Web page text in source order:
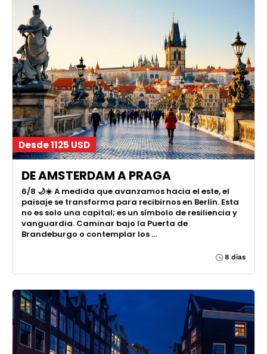
Desde 1125 USD
DE AMSTERDAM A PRAGA
6/8 🌙☀️ A medida que avanzamos hacia el este, el
paisaje se transforma para recibirnos en Berlín. Esta
no es solo una capital; es un símbolo de resiliencia y
vanguardia. Caminar bajo la Puerta de
Brandeburgo o contemplar los …
8 días